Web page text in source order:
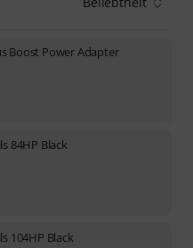
Boost Power Adapter
84HP Black
104HP Black